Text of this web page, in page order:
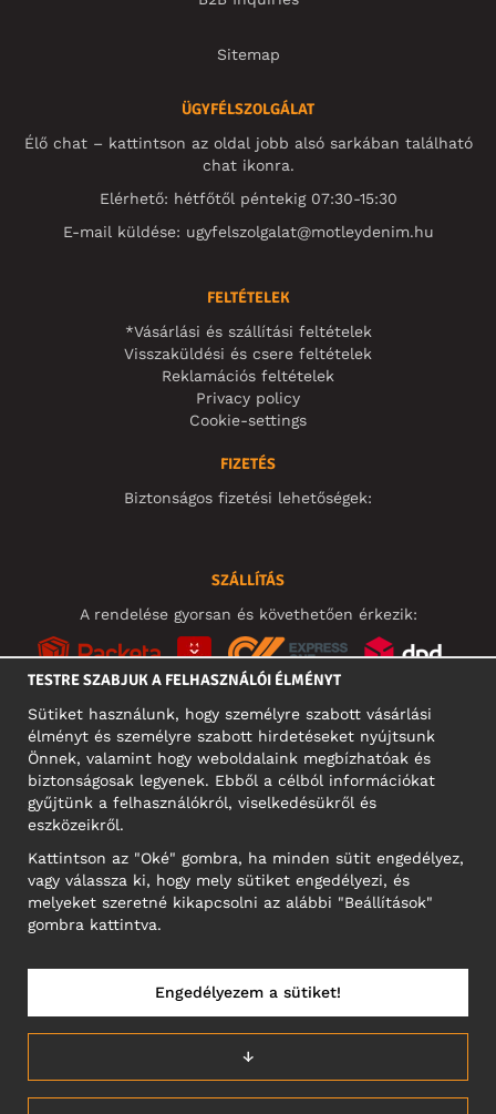
Sitemap
ÜGYFÉLSZOLGÁLAT
Élő chat – kattintson az oldal jobb alsó sarkában található
chat ikonra.
Elérhető: hétfőtől péntekig 07:30-15:30
E-mail küldése: ugyfelszolgalat@motleydenim.hu
FELTÉTELEK
*Vásárlási és szállítási feltételek
Visszaküldési és csere feltételek
Reklamációs feltételek
Privacy policy
Cookie-settings
FIZETÉS
Biztonságos fizetési lehetőségek:
SZÁLLÍTÁS
A rendelése gyorsan és követhetően érkezik:
KÖZÖSSÉGI MÉDIA
Motley Denim Europe OÜ
Narva mnt 5, EE-10117 Tallinn
Reg: 12356245
MAGYARORSZÁG/MAGYAR
TESTRE SZABJUK A FELHASZNÁLÓI ÉLMÉNYT
Sütiket használunk, hogy személyre szabott vásárlási
élményt és személyre szabott hirdetéseket nyújtsunk
Önnek, valamint hogy weboldalaink megbízhatóak és
biztonságosak legyenek. Ebből a célból információkat
gyűjtünk a felhasználókról, viselkedésükről és
eszközeikről.
Kattintson az "Oké" gombra, ha minden sütit engedélyez,
vagy válassza ki, hogy mely sütiket engedélyezi, és
melyeket szeretné kikapcsolni az alábbi "Beállítások"
gombra kattintva.
↓
Engedélyezem a sütiket!